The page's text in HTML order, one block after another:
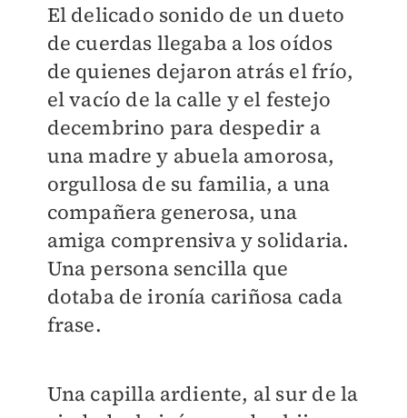
El delicado sonido de un dueto
de cuerdas llegaba a los oídos
de quienes dejaron atrás el frío,
el vacío de la calle y el festejo
decembrino para despedir a
una madre y abuela amorosa,
orgullosa de su familia, a una
compañera generosa, una
amiga comprensiva y solidaria.
Una persona sencilla que
dotaba de ironía cariñosa cada
frase.
Una capilla ardiente, al sur de la